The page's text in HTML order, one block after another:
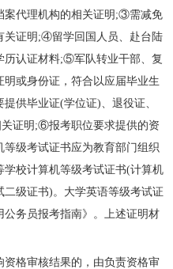
案代理机构的相关证明;③需减免
关证明;④留学回国人员、赴台陆
历认证材料;⑤军队转业干部、复
或身份证，符合以应届毕业生
供毕业证(学位证)、退役证、
证明;⑥报考职位要求提供的资
级考试证书应为教育部门组织
校计算机等级考试证书(计算机
级证书)。大学英语等级考试证
公务员报考指南》。上述证明材
格审核结果的，由负责资格审